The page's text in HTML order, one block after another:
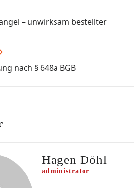
– unwirksam bestellter
nach § 648a BGB
Hagen Döhl
administrator